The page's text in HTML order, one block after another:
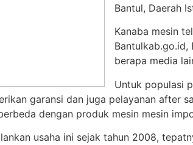
Bantul, Daerah
Kanaba mesin
Bantulkab.go.id,
berapa media
Untuk populasi
garansi dan juga pelayanan after
dengan produk mesin mesin
usaha ini sejak tahun 2008,